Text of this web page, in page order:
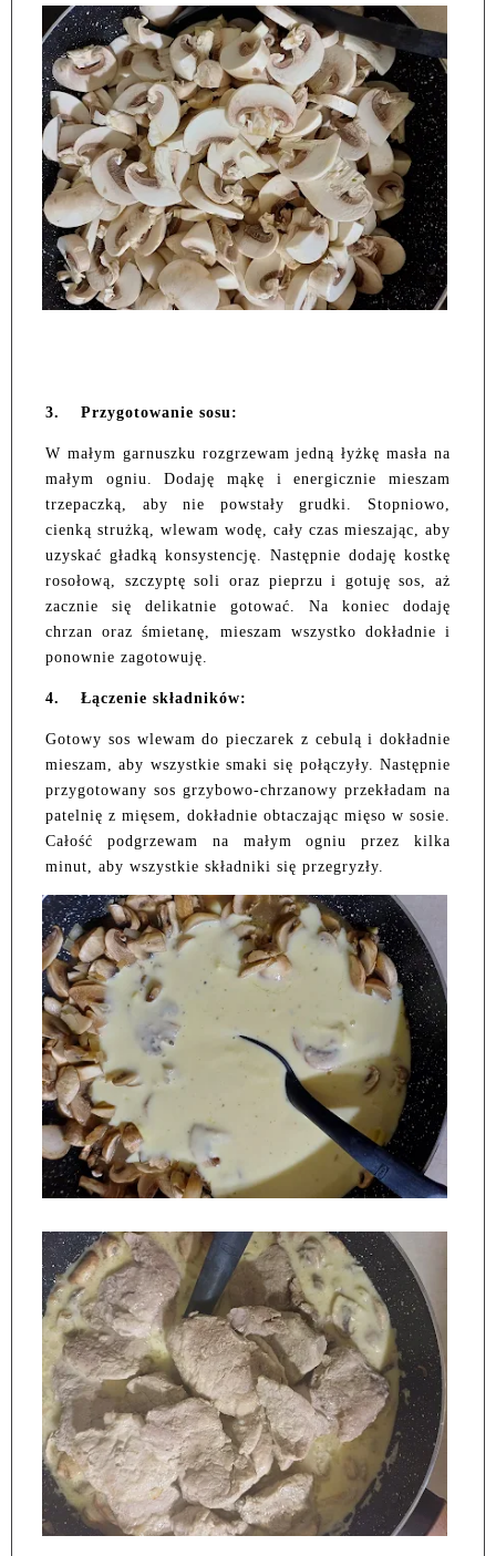
3. Przygotowanie sosu:
W małym garnuszku rozgrzewam jedną łyżkę masła na
małym ogniu. Dodaję mąkę i energicznie mieszam
trzepaczką, aby nie powstały grudki. Stopniowo,
cienką strużką, wlewam wodę, cały czas mieszając, aby
uzyskać gładką konsystencję. Następnie dodaję kostkę
rosołową, szczyptę soli oraz pieprzu i gotuję sos, aż
zacznie się delikatnie gotować. Na koniec dodaję
chrzan oraz śmietanę, mieszam wszystko dokładnie i
ponownie zagotowuję.
4. Łączenie składników:
Gotowy sos wlewam do pieczarek z cebulą i dokładnie
mieszam, aby wszystkie smaki się połączyły. Następnie
przygotowany sos grzybowo-chrzanowy przekładam na
patelnię z mięsem, dokładnie obtaczając mięso w sosie.
Całość podgrzewam na małym ogniu przez kilka
minut, aby wszystkie składniki się przegryzły.